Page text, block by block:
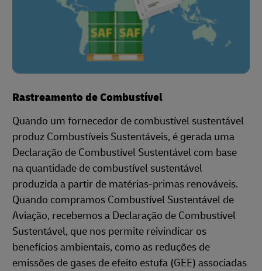
Rastreamento de Combustível
Quando um fornecedor de combustível sustentável
produz Combustíveis Sustentáveis, é gerada uma
Declaração de Combustível Sustentável com base
na quantidade de combustível sustentável
produzida a partir de matérias‑primas renováveis.
Quando compramos Combustível Sustentável de
Aviação, recebemos a Declaração de Combustível
Sustentável, que nos permite reivindicar os
benefícios ambientais, como as reduções de
emissões de gases de efeito estufa (GEE) associadas